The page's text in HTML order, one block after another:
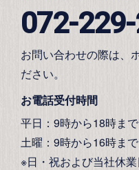
072-
お問い合わせの際は、
ださい。
お電話受付時間
平日：9時から18時まで
土曜：9時から16時まで
※日・祝および当社休業